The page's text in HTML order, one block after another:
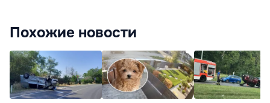
Похожие новости